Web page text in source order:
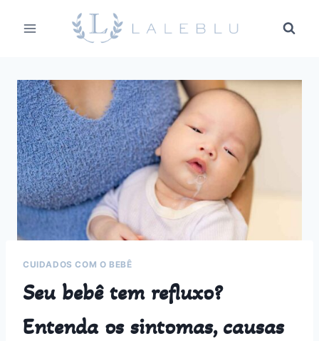
para
CUIDADOS COM O BEBÊ
Seu bebê tem refluxo?
Entenda os sintomas, causas